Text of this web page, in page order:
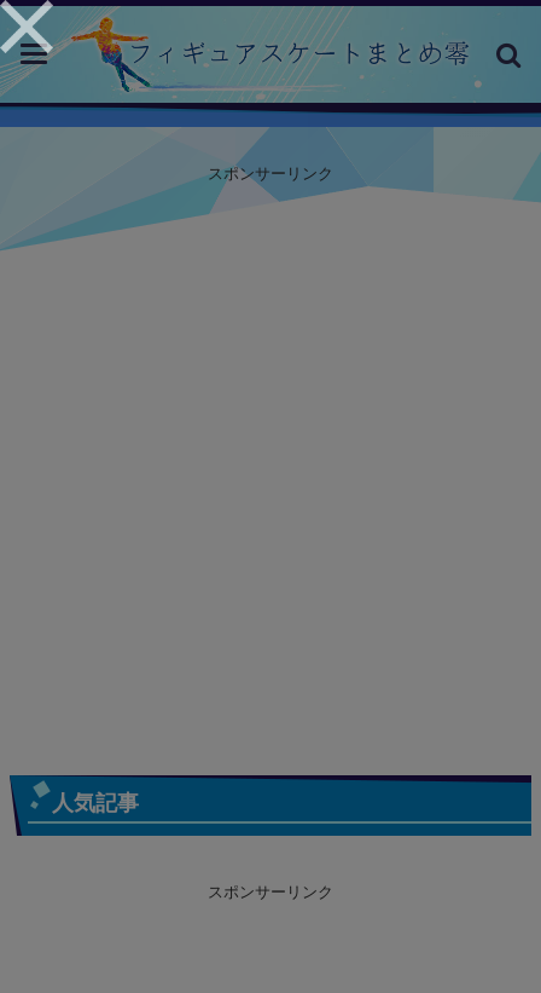
toggle
navigation
スポンサーリンク
人気記事
スポンサーリンク